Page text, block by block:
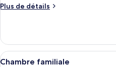
chambre :
double
Plus de détails
Plus
Chambre
Deluxe
double
Afficher
21
Chambre familiale